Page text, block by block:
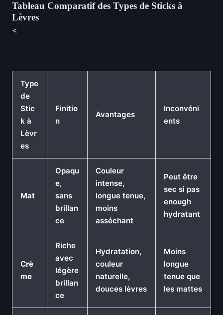
Tableau Comparatif des Types de Sticks à
Lèvres
<
Type
de
Stic
k à
Lèvr
es
Finitio
n
Avantages
Inconvéni
ents
Mat
Opaqu
e,
sans
brillan
ce
Couleur
intense,
longue tenue,
moins
asséchant
Peut être
sec si pas
enough
hydratant
Crè
me
Riche
avec
légère
brillan
ce
Hydratation,
couleur
naturelle,
douces lèvres
Moins
longue
tenue que
les mattes